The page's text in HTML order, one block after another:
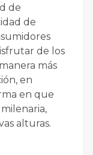
de
de
de los
más
en
en que
alturas.